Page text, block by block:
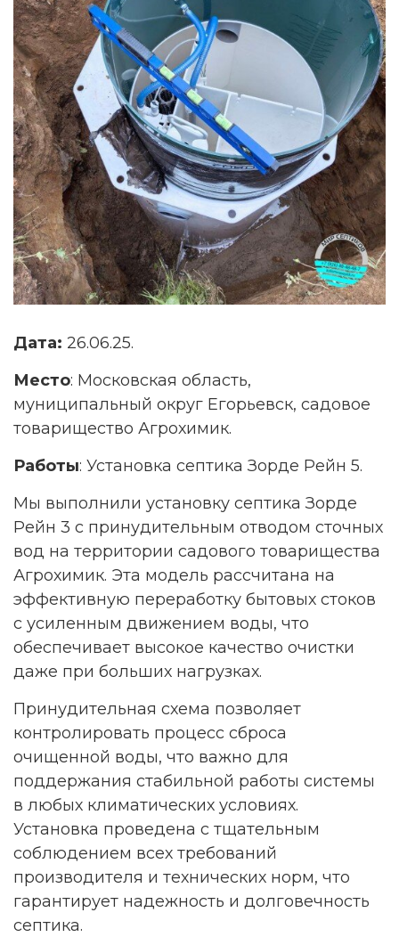
Дата: 26.06.25.
Место: Московская область,
муниципальный округ Егорьевск, садовое
товарищество Агрохимик.
Работы: Установка септика Зорде Рейн 5.
Мы выполнили установку септика Зорде
Рейн 3 с принудительным отводом сточных
вод на территории садового товарищества
Агрохимик. Эта модель рассчитана на
эффективную переработку бытовых стоков
с усиленным движением воды, что
обеспечивает высокое качество очистки
даже при больших нагрузках.
Принудительная схема позволяет
контролировать процесс сброса
очищенной воды, что важно для
поддержания стабильной работы системы
в любых климатических условиях.
Установка проведена с тщательным
соблюдением всех требований
производителя и технических норм, что
гарантирует надежность и долговечность
септика.